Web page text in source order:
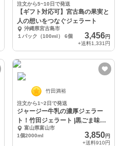
注文から5~10日で発送
【ギフト対応可】宮古島の果実と
人の想いをつなぐジェラート
沖縄県宮古島市
１パック（100ml） 6個
3,456円
+送料1,331円
竹田満裕
注文から1~2日で発送
ジャージー牛乳の濃厚ジェラー
ト！竹田ジェラート |黒ごま味
★2000ml★
富山県富山市
1個2000ml
3,850円
+送料910円